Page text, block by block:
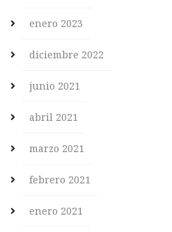
enero 2023
diciembre 2022
junio 2021
abril 2021
marzo 2021
febrero 2021
enero 2021